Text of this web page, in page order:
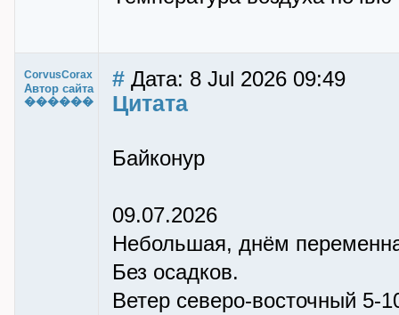
CorvusCorax
Автор сайта
������
# Дата: 8 Jul 2026 09:49
Цитата
Байконур
09.07.2026
Небольшая, днём
Без осадков.
Ветер северо-восточный